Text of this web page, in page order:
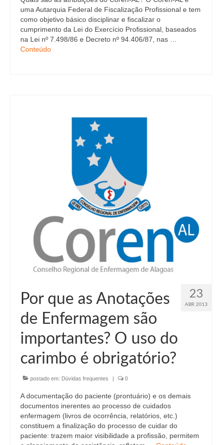
Editais e licitação
Eleições
Fiscalização
Resoluções
Desagravo Público
Processos Éticos
Censura Pública
Suspensão do Exercício Profissional
Para Você
Procedimento para registro
Valores dos serviços
Reserva de auditório
Notícias
Fale Conosco
NEP
uma Autarquia Federal de Fiscalização Profissional e tem
como objetivo básico disciplinar e fiscalizar o
cumprimento da Lei do Exercício Profissional, baseados
na Lei nº 7.498/86 e Decreto nº 94.406/87, nas …
Conteúdo
23
ABR 2013
Por que as Anotações
de Enfermagem são
importantes? O uso do
carimbo é obrigatório?
postado em: Dúvidas frequentes | 0
A documentação do paciente (prontuário) e os demais
documentos inerentes ao processo de cuidados
enfermagem (livros de ocorrência, relatórios, etc.)
constituem a finalização do processo de cuidar do
paciente: trazem maior visibilidade a profissão, permitem